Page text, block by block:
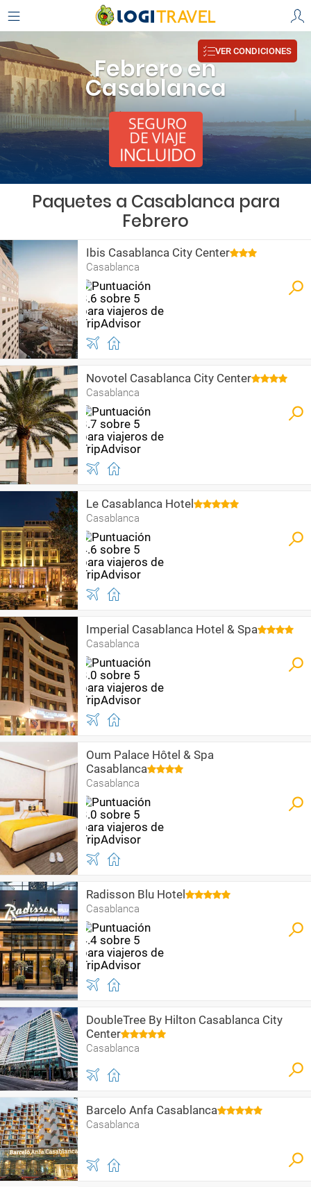
Febrero en
Casablanca
VER CONDICIONES
Paquetes a Casablanca para
Febrero
Ibis Casablanca City Center
Casablanca
Novotel Casablanca City Center
Casablanca
Le Casablanca Hotel
Casablanca
Imperial Casablanca Hotel & Spa
Casablanca
Oum Palace Hôtel & Spa
Casablanca
Casablanca
Radisson Blu Hotel
Casablanca
DoubleTree By Hilton Casablanca City
Center
Casablanca
Barcelo Anfa Casablanca
Casablanca